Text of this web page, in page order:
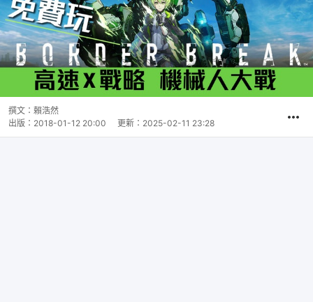
撰文： 賴浩然
出版： 2018-01-12 20:00 更新： 2025-02-11 23:28